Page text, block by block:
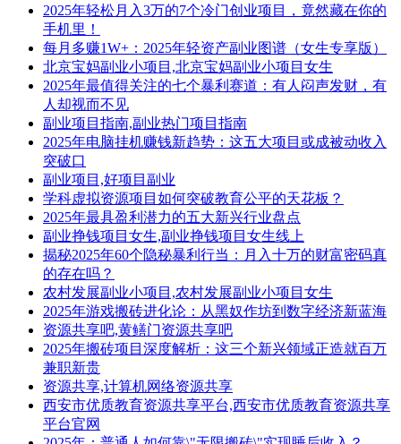
2025年轻松月入3万的7个冷门创业项目，竟然藏在你的
手机里！
每月多赚1W+：2025年轻资产副业图谱（女生专享版）
北京宝妈副业小项目,北京宝妈副业小项目女生
2025年最值得关注的七个暴利赛道：有人闷声发财，有
人却视而不见
副业项目指南,副业热门项目指南
2025年电脑挂机赚钱新趋势：这五大项目或成被动收入
突破口
副业项目,好项目副业
学科虚拟资源项目如何突破教育公平的天花板？
2025年最具盈利潜力的五大新兴行业盘点
副业挣钱项目女生,副业挣钱项目女生线上
揭秘2025年60个隐秘暴利行当：月入十万的财富密码真
的存在吗？
农村发展副业小项目,农村发展副业小项目女生
2025年游戏搬砖进化论：从黑奴作坊到数字经济新蓝海
资源共享吧,黄鳝门资源共享吧
2025年搬砖项目深度解析：这三个新兴领域正造就百万
兼职新贵
资源共享,计算机网络资源共享
西安市优质教育资源共享平台,西安市优质教育资源共享
平台官网